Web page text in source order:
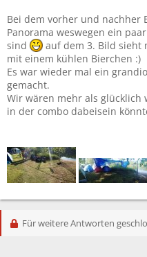
Bei dem vorher und nachher
Panorama weswegen ein
sind
auf dem 3. Bild sieht
mit einem kühlen Bierchen :)
Es war wieder mal ein
gemacht.
Wir wären mehr als glücklich
in der combo dabeisein
Für weitere Antworten